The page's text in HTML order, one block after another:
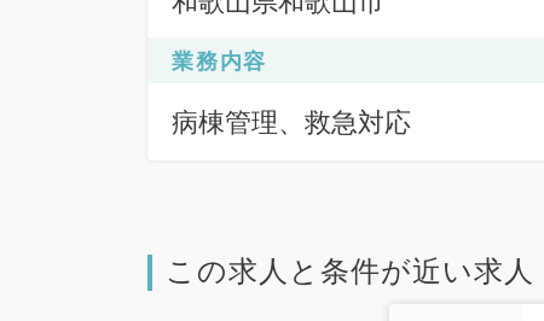
業務内容
病棟管理、救急対応
この求人と条件が近い求人